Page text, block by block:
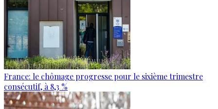
France: le chômage progresse pour le sixième trimestre
consécutif, à 8,3 %